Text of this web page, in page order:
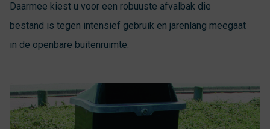
Daarmee kiest u voor een robuuste afvalbak die
bestand is tegen intensief gebruik en jarenlang meegaat
in de openbare buitenruimte.